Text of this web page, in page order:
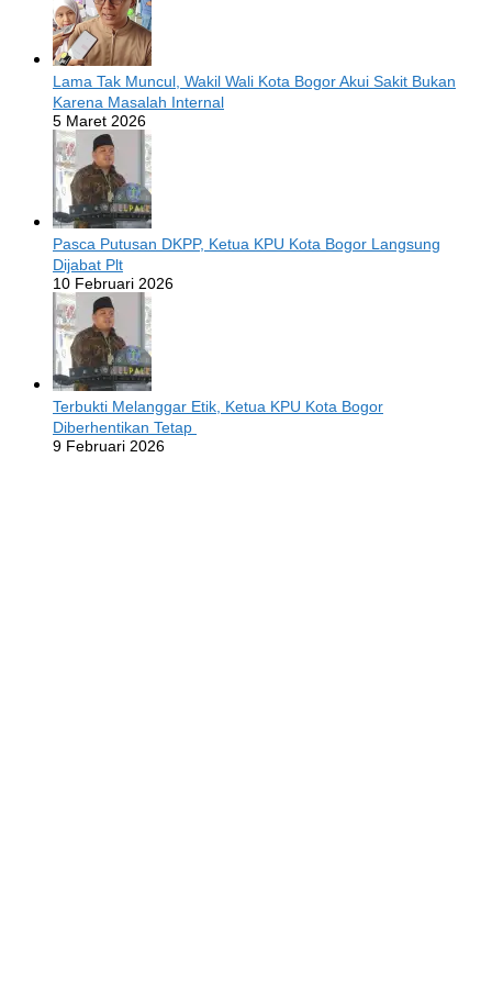
Lama Tak Muncul, Wakil Wali Kota Bogor Akui Sakit Bukan
Karena Masalah Internal
5 Maret 2026
Pasca Putusan DKPP, Ketua KPU Kota Bogor Langsung
Dijabat Plt
10 Februari 2026
Terbukti Melanggar Etik, Ketua KPU Kota Bogor
Diberhentikan Tetap
9 Februari 2026